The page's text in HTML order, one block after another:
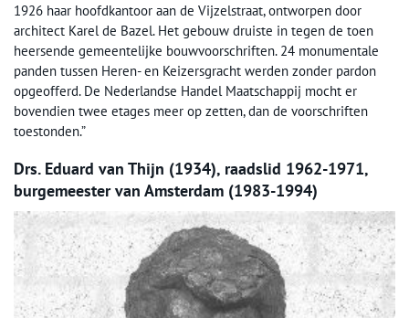
1926 haar hoofdkantoor aan de Vijzelstraat, ontworpen door
architect Karel de Bazel. Het gebouw druiste in tegen de toen
heersende gemeentelijke bouwvoorschriften. 24 monumentale
panden tussen Heren- en Keizersgracht werden zonder pardon
opgeofferd. De Nederlandse Handel Maatschappij mocht er
bovendien twee etages meer op zetten, dan de voorschriften
toestonden.”
Drs. Eduard van Thijn (1934), raadslid 1962-1971,
burgemeester van Amsterdam (1983-1994)